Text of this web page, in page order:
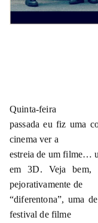
Quinta-feira
passada eu fiz uma
cinema ver a
estreia de um filme…
em 3D. Veja bem,
pejorativamente de
“diferentona”, uma
festival de filme